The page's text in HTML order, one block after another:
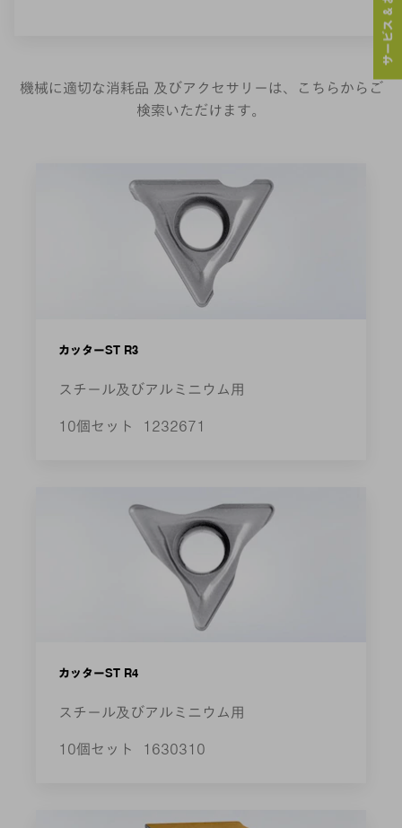
機械に適切な消耗品 及びアクセサリーは、こちらからご
検索いただけます。
カッターST R3
スチール及びアルミニウム用
10個セット 1232671
カッターST R4
スチール及びアルミニウム用
10個セット 1630310